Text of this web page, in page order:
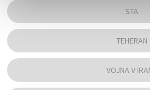
STA
TEHERAN
VOJNA V